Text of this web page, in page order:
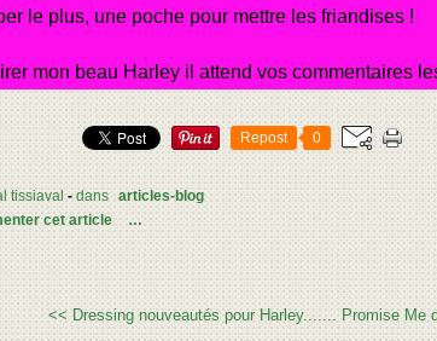
le plus, une poche pour mettre les friandises !
mon beau Harley il attend vos commentaires
Repost 0
tissiaval - dans articles-blog
cet article
…
<< Dressing nouveautés pour Harley....... Promise Me